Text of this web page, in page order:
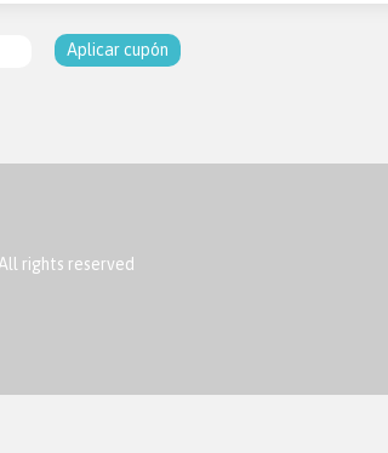
Aplicar cupón
rights reserved